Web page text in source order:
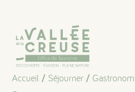
Accueil / Séjourner /